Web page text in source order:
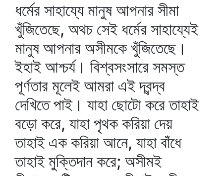
ধর্মের সাহায্যে মানুষ আপনার সীমা
খুঁজিতেছে, অথচ সেই ধর্মের সাহায্যেই
মানুষ আপনার অসীমকে খুঁজিতেছে।
ইহাই আশ্চর্য। বিশ্বসংসারে সমস্ত
পূর্ণতার মূলেই আমরা এই দ্বন্দ্ব
দেখিতে পাই। যাহা ছোটো করে তাহাই
বড়ো করে, যাহা পৃথক করিয়া দেয়
তাহাই এক করিয়া আনে, যাহা বাঁধে
তাহাই মুক্তিদান করে; অসীমই